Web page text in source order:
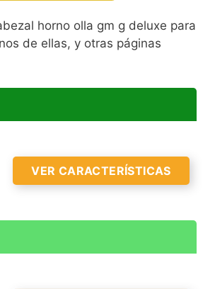
horno olla gm g deluxe para
de ellas, y otras páginas
VER CARACTERÍSTICAS